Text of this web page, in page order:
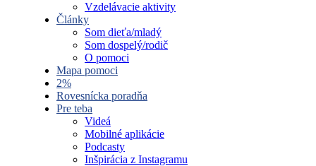
Vzdelávacie aktivity
Články
Som dieťa/mladý
Som dospelý/rodič
O pomoci
Mapa pomoci
2%
Rovesnícka poradňa
Pre teba
Videá
Mobilné aplikácie
Podcasty
Inšpirácia z Instagramu